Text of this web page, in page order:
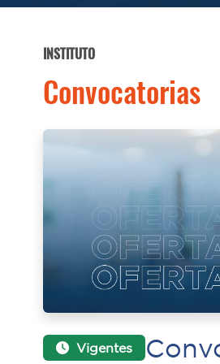
INSTITUTO
Convocatorias
Vigentes